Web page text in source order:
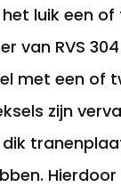
luik een of
van RVS
met een of
zijn
Hierdoor